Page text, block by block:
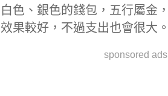
白色、銀色的錢包，五行屬金
效果較好，不過支出也會很大。
sponsored ads